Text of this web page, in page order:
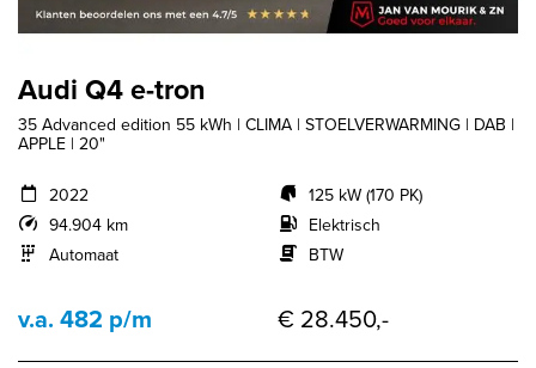
Audi Q4 e-tron
35 Advanced edition 55 kWh | CLIMA | STOELVERWARMING | DAB |
APPLE | 20"
2022
94.904 km
Automaat
125 kW (170 PK)
Elektrisch
BTW
v.a. 482 p/m € 28.450,-